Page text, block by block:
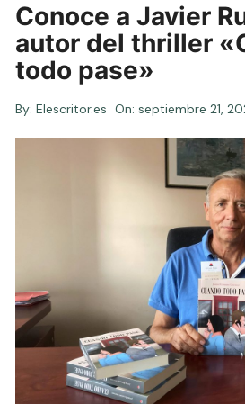
Conoce a Javier
autor del thriller
todo pase»
By: Elescritor.es On:septiembre 21,